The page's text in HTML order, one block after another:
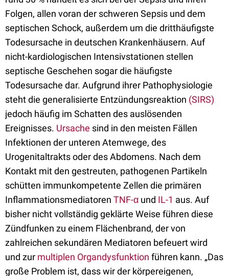
Folgen, allen voran der schweren Sepsis und dem
septischen Schock, außerdem um die dritthäufigste
Todesursache in deutschen Krankenhäusern. Auf
nicht-kardiologischen Intensivstationen stellen
septische Geschehen sogar die häufigste
Todesursache dar. Aufgrund ihrer Pathophysiologie
steht die generalisierte Entzündungsreaktion (SIRS)
jedoch häufig im Schatten des auslösenden
Ereignisses. Ursache sind in den meisten Fällen
Infektionen der unteren Atemwege, des
Urogenitaltrakts oder des Abdomens. Nach dem
Kontakt mit den gestreuten, pathogenen Partikeln
schütten immunkompetente Zellen die primären
Inflammationsmediatoren TNF-α und IL-1 aus. Auf
bisher nicht vollständig geklärte Weise führen diese
Zündfunken zu einem Flächenbrand, der von
zahlreichen sekundären Mediatoren befeuert wird
und zur multiplen Organdysfunktion führen kann. „Das
große Problem ist, dass wir der körpereigenen,